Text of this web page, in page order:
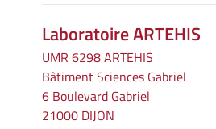
Laboratoire ARTEHIS
UMR 6298 ARTEHIS
Bâtiment Sciences Gabriel
6 Boulevard Gabriel
21000 DIJON